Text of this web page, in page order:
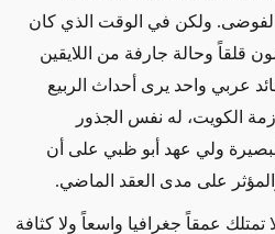
ولكن في الوقت الذي كان
قلقاً وحالة جارفة من اللايقين
عربي واحد يرى أحداث الربيع
الكويت، له نفس الجذور
ولي عهد أبو ظبي على أن
على مدى العقد الماضي.
عمقاً جغرافيا واسعاً ولا كثافة